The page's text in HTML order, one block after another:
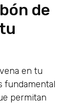
de
en tu
fundamental
permitan